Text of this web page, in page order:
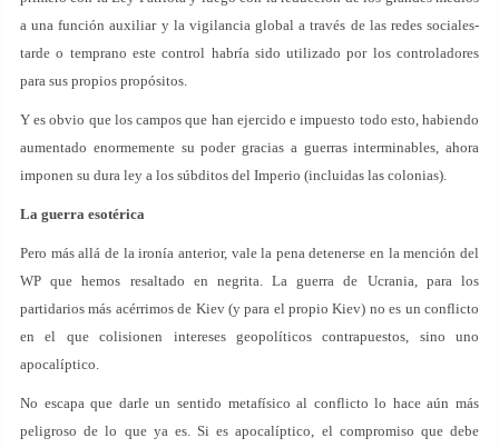
a una función auxiliar y la vigilancia global a través de las redes sociales-
tarde o temprano este control habría sido utilizado por los controladores
para sus propios propósitos.
Y es obvio que los campos que han ejercido e impuesto todo esto, habiendo
aumentado enormemente su poder gracias a guerras interminables, ahora
imponen su dura ley a los súbditos del Imperio (incluidas las colonias).
La guerra esotérica
Pero más allá de la ironía anterior, vale la pena detenerse en la mención del
WP que hemos resaltado en negrita. La guerra de Ucrania, para los
partidarios más acérrimos de Kiev (y para el propio Kiev) no es un conflicto
en el que colisionen intereses geopolíticos contrapuestos, sino uno
apocalíptico.
No escapa que darle un sentido metafísico al conflicto lo hace aún más
peligroso de lo que ya es. Si es apocalíptico, el compromiso que debe